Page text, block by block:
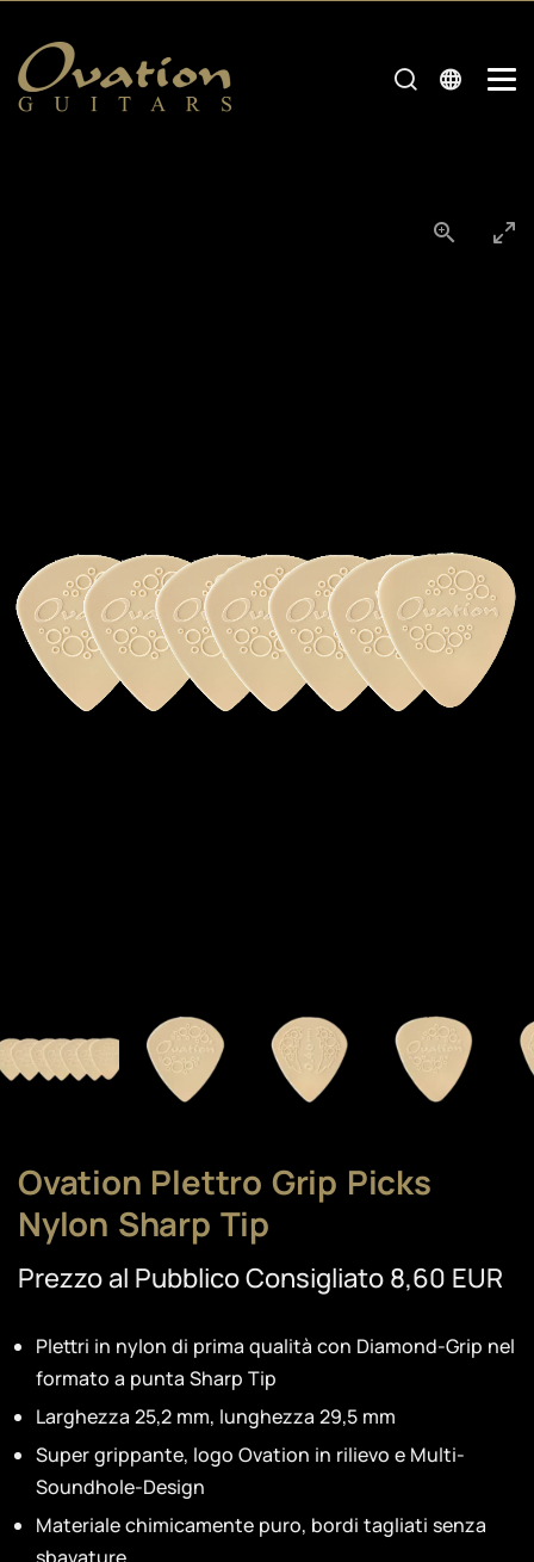
Ovation Plettro Grip Picks
Nylon Sharp Tip
Prezzo al Pubblico Consigliato 8,60 EUR
Plettri in nylon di prima qualità con Diamond-Grip nel
formato a punta Sharp Tip
Larghezza 25,2 mm, lunghezza 29,5 mm
Super grippante, logo Ovation in rilievo e Multi-
Soundhole-Design
Materiale chimicamente puro, bordi tagliati senza
sbavature